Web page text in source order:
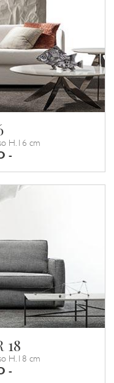
H.16 cm
-
18
H.18 cm
-